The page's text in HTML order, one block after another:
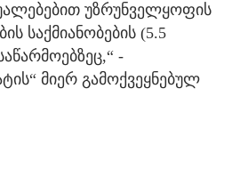
უზრუნველყოფის
საქმიანობების (5.5
-
მიერ გამოქვეყნებულ